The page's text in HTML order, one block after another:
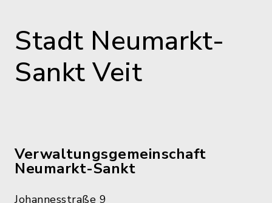
Stadt Neumarkt-
Sankt Veit
Verwaltungsgemeinschaft
Neumarkt-Sankt
Johannesstraße 9